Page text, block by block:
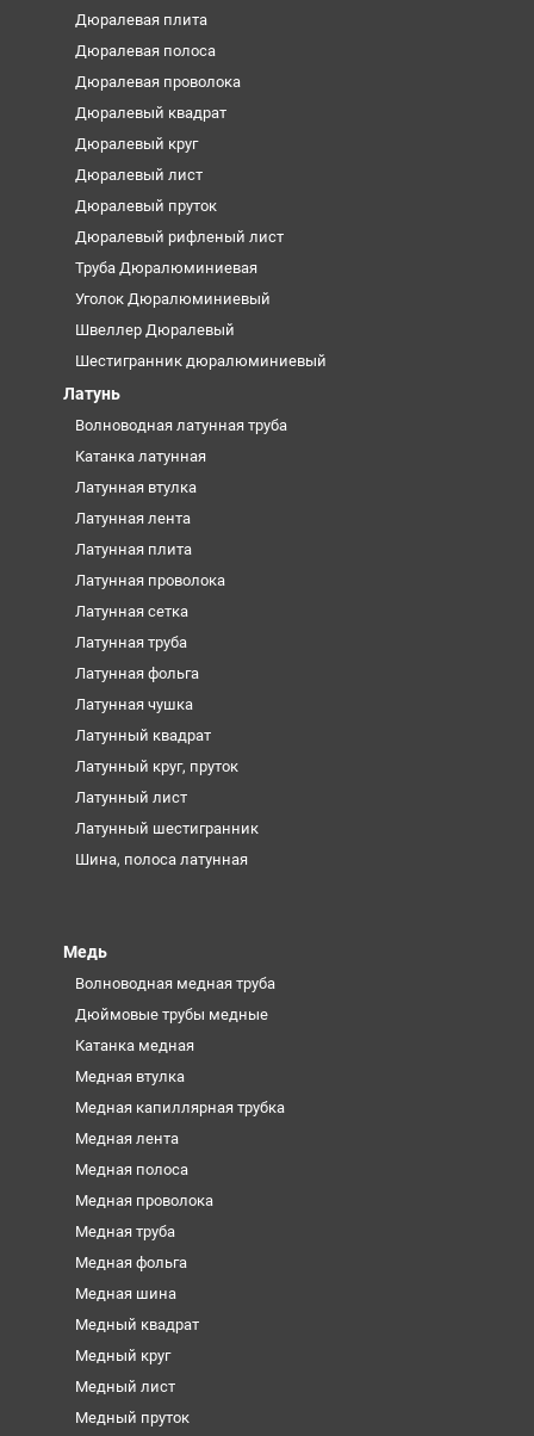
Дюралевая плита
Дюралевая полоса
Дюралевая проволока
Дюралевый квадрат
Дюралевый круг
Дюралевый лист
Дюралевый пруток
Дюралевый рифленый лист
Труба Дюралюминиевая
Уголок Дюралюминиевый
Швеллер Дюралевый
Шестигранник дюралюминиевый
Латунь
Волноводная латунная труба
Катанка латунная
Латунная втулка
Латунная лента
Латунная плита
Латунная проволока
Латунная сетка
Латунная труба
Латунная фольга
Латунная чушка
Латунный квадрат
Латунный круг, пруток
Латунный лист
Латунный шестигранник
Шина, полоса латунная
Медь
Волноводная медная труба
Дюймовые трубы медные
Катанка медная
Медная втулка
Медная капиллярная трубка
Медная лента
Медная полоса
Медная проволока
Медная труба
Медная фольга
Медная шина
Медный квадрат
Медный круг
Медный лист
Медный пруток